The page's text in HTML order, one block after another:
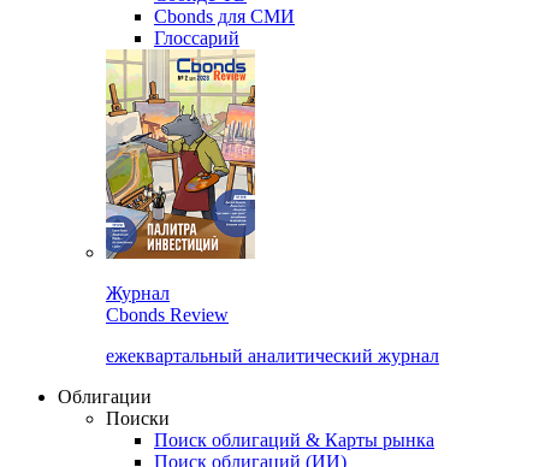
Новости & Research Hub
Новости рынка
Research Hub
Сбондс-ТВ
Cbonds для СМИ
Глоссарий
Cbonds Review
ежеквартальный аналитический журнал